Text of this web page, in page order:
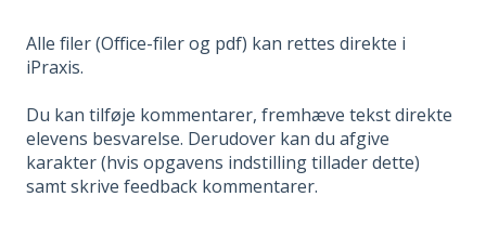
Alle filer (Office-filer og pdf) kan rettes direkte i
iPraxis.
Du kan tilføje kommentarer, fremhæve tekst direkte
elevens besvarelse. Derudover kan du afgive
karakter (hvis opgavens indstilling tillader dette)
samt skrive feedback kommentarer.